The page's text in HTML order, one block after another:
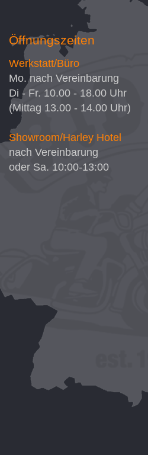
Öffnungszeiten
Werkstatt/Büro
Mo. nach Vereinbarung
Di - Fr. 10.00 - 18.00 Uhr
(Mittag 13.00 - 14.00 Uhr)
Showroom/Harley Hotel
nach Vereinbarung
oder Sa. 10:00-13:00